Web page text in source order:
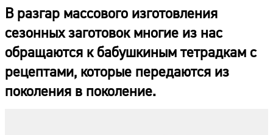
В разгар массового изготовления
сезонных заготовок многие из нас
обращаются к бабушкиным тетрадкам с
рецептами, которые передаются из
поколения в поколение.
Курсы валют